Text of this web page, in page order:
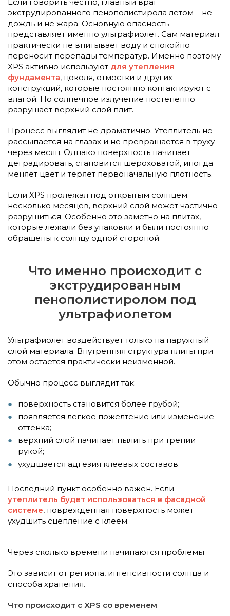
Если говорить честно, главный враг
экструдированного пенополистирола летом – не
дождь и не жара. Основную опасность
представляет именно ультрафиолет. Сам материал
практически не впитывает воду и спокойно
переносит перепады температур. Именно поэтому
XPS активно используют для утепления
фундамента, цоколя, отмостки и других
конструкций, которые постоянно контактируют с
влагой. Но солнечное излучение постепенно
разрушает верхний слой плит.
Процесс выглядит не драматично. Утеплитель не
рассыпается на глазах и не превращается в труху
через месяц. Однако поверхность начинает
деградировать, становится шероховатой, иногда
меняет цвет и теряет первоначальную плотность.
Если XPS пролежал под открытым солнцем
несколько месяцев, верхний слой может частично
разрушиться. Особенно это заметно на плитах,
которые лежали без упаковки и были постоянно
обращены к солнцу одной стороной.
Что именно происходит с
экструдированным
пенополистиролом под
ультрафиолетом
Ультрафиолет воздействует только на наружный
слой материала. Внутренняя структура плиты при
этом остается практически неизменной.
Обычно процесс выглядит так:
поверхность становится более грубой;
появляется легкое пожелтение или изменение
оттенка;
верхний слой начинает пылить при трении
рукой;
ухудшается адгезия клеевых составов.
Последний пункт особенно важен. Если
утеплитель будет использоваться в фасадной
системе, поврежденная поверхность может
ухудшить сцепление с клеем.
Через сколько времени начинаются проблемы
Это зависит от региона, интенсивности солнца и
способа хранения.
Что происходит с XPS со временем